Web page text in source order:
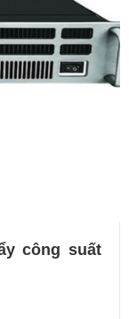
công suất